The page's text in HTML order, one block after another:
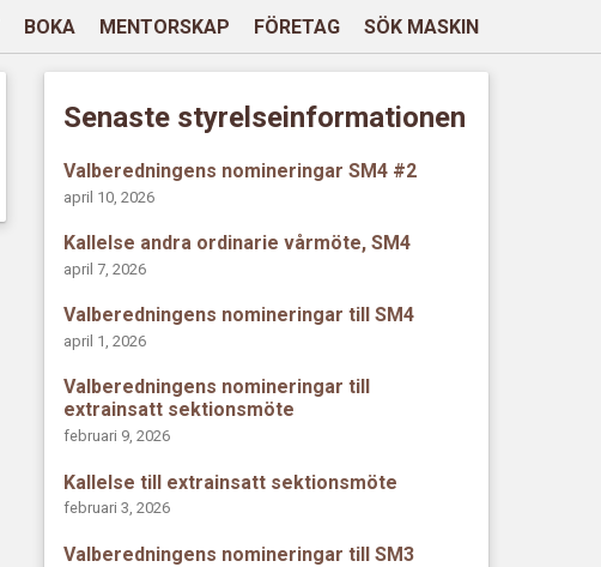
BOKA MENTORSKAP FÖRETAG SÖK MASKIN
Senaste styrelseinformationen
Valberedningens nomineringar SM4 #2
april 10, 2026
Kallelse andra ordinarie vårmöte, SM4
april 7, 2026
Valberedningens nomineringar till SM4
april 1, 2026
Valberedningens nomineringar till
extrainsatt sektionsmöte
februari 9, 2026
Kallelse till extrainsatt sektionsmöte
februari 3, 2026
Valberedningens nomineringar till SM3